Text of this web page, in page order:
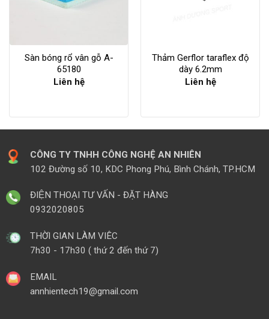
Sàn bóng rổ vân gỗ A-
65180
Liên hệ
Thảm Gerflor taraflex độ
dày 6.2mm
Liên hệ
CÔNG TY TNHH CÔNG NGHỆ AN NHIÊN
102 Đường số 10, KDC Phong Phú, Bình Chánh, TP.HCM
ĐIỆN THOẠI TƯ VẤN - ĐẶT HÀNG
0932020805
THỜI GIAN LÀM VIÊC
7h30 - 17h30 ( thứ 2 đến thứ 7)
EMAIL
annhientech19@gmail.com